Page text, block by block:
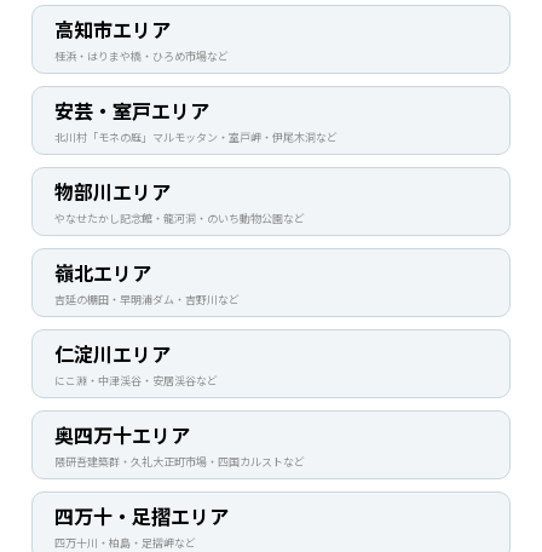
高知市エリア
桂浜・はりまや橋・ひろめ市場など
安芸・室戸エリア
北川村「モネの庭」マルモッタン・室戸岬・伊尾木洞など
物部川エリア
やなせたかし記念館・龍河洞・のいち動物公園など
嶺北エリア
吉延の棚田・早明浦ダム・吉野川など
仁淀川エリア
にこ淵・中津渓谷・安居渓谷など
奥四万十エリア
隈研吾建築群・久礼大正町市場・四国カルストなど
四万十・足摺エリア
四万十川・柏島・足摺岬など